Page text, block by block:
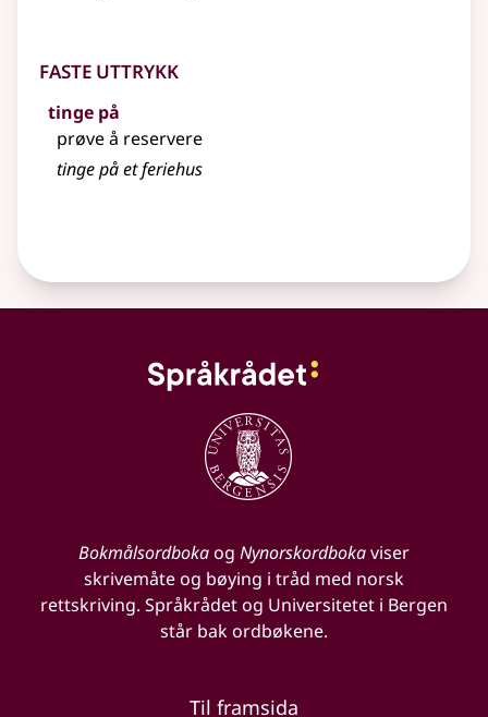
Faste uttrykk
tinge på
prøve å reservere
tinge på et feriehus
Bokmålsordbokaog Nynorskordbokaviser
skrivemåte og bøying i tråd med norsk
rettskriving. Språkrådet og Universitetet i Bergen
står bak ordbøkene.
Til framsida